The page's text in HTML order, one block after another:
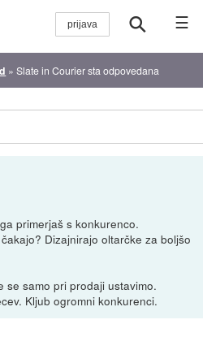
☰
»Slate in Courier sta odpovedana
primerjaš s konkurenco.
Dizajnirajo oltarčke za boljšo
se samo pri prodaji ustavimo.
Kljub ogromni konkurenci.